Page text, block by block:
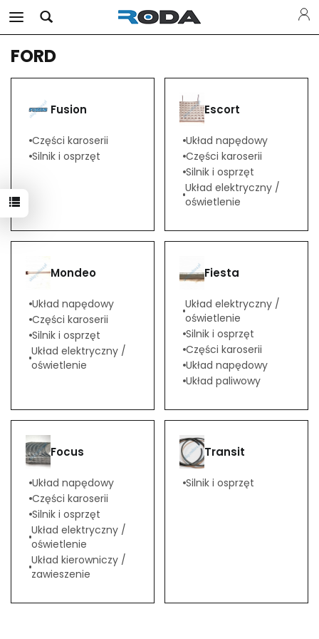
FORD
Fusion
Części karoserii
Silnik i osprzęt
Escort
Układ napędowy
Części karoserii
Silnik i osprzęt
Układ elektryczny /
oświetlenie
Mondeo
Układ napędowy
Części karoserii
Silnik i osprzęt
Układ elektryczny /
oświetlenie
Fiesta
Układ elektryczny /
oświetlenie
Silnik i osprzęt
Części karoserii
Układ napędowy
Układ paliwowy
Focus
Układ napędowy
Części karoserii
Silnik i osprzęt
Układ elektryczny /
oświetlenie
Układ kierowniczy /
zawieszenie
Transit
Silnik i osprzęt